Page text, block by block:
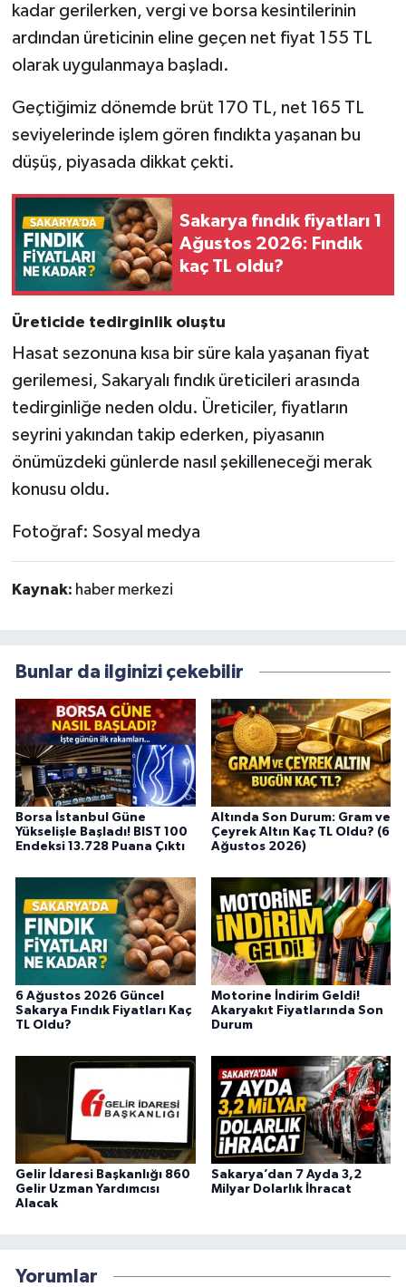
kadar gerilerken, vergi ve borsa kesintilerinin
ardından üreticinin eline geçen net fiyat 155 TL
olarak uygulanmaya başladı.
Geçtiğimiz dönemde brüt 170 TL, net 165 TL
seviyelerinde işlem gören fındıkta yaşanan bu
düşüş, piyasada dikkat çekti.
Sakarya fındık fiyatları 1
Ağustos 2026: Fındık
kaç TL oldu?
Üreticide tedirginlik oluştu
Hasat sezonuna kısa bir süre kala yaşanan fiyat
gerilemesi, Sakaryalı fındık üreticileri arasında
tedirginliğe neden oldu. Üreticiler, fiyatların
seyrini yakından takip ederken, piyasanın
önümüzdeki günlerde nasıl şekilleneceği merak
konusu oldu.
Fotoğraf: Sosyal medya
Kaynak: haber merkezi
Bunlar da ilginizi çekebilir
Borsa İstanbul Güne
Yükselişle Başladı! BIST 100
Endeksi 13.728 Puana Çıktı
Altında Son Durum: Gram ve
Çeyrek Altın Kaç TL Oldu? (6
Ağustos 2026)
6 Ağustos 2026 Güncel
Sakarya Fındık Fiyatları Kaç
TL Oldu?
Motorine İndirim Geldi!
Akaryakıt Fiyatlarında Son
Durum
Gelir İdaresi Başkanlığı 860
Gelir Uzman Yardımcısı
Alacak
Sakarya’dan 7 Ayda 3,2
Milyar Dolarlık İhracat
Yorumlar